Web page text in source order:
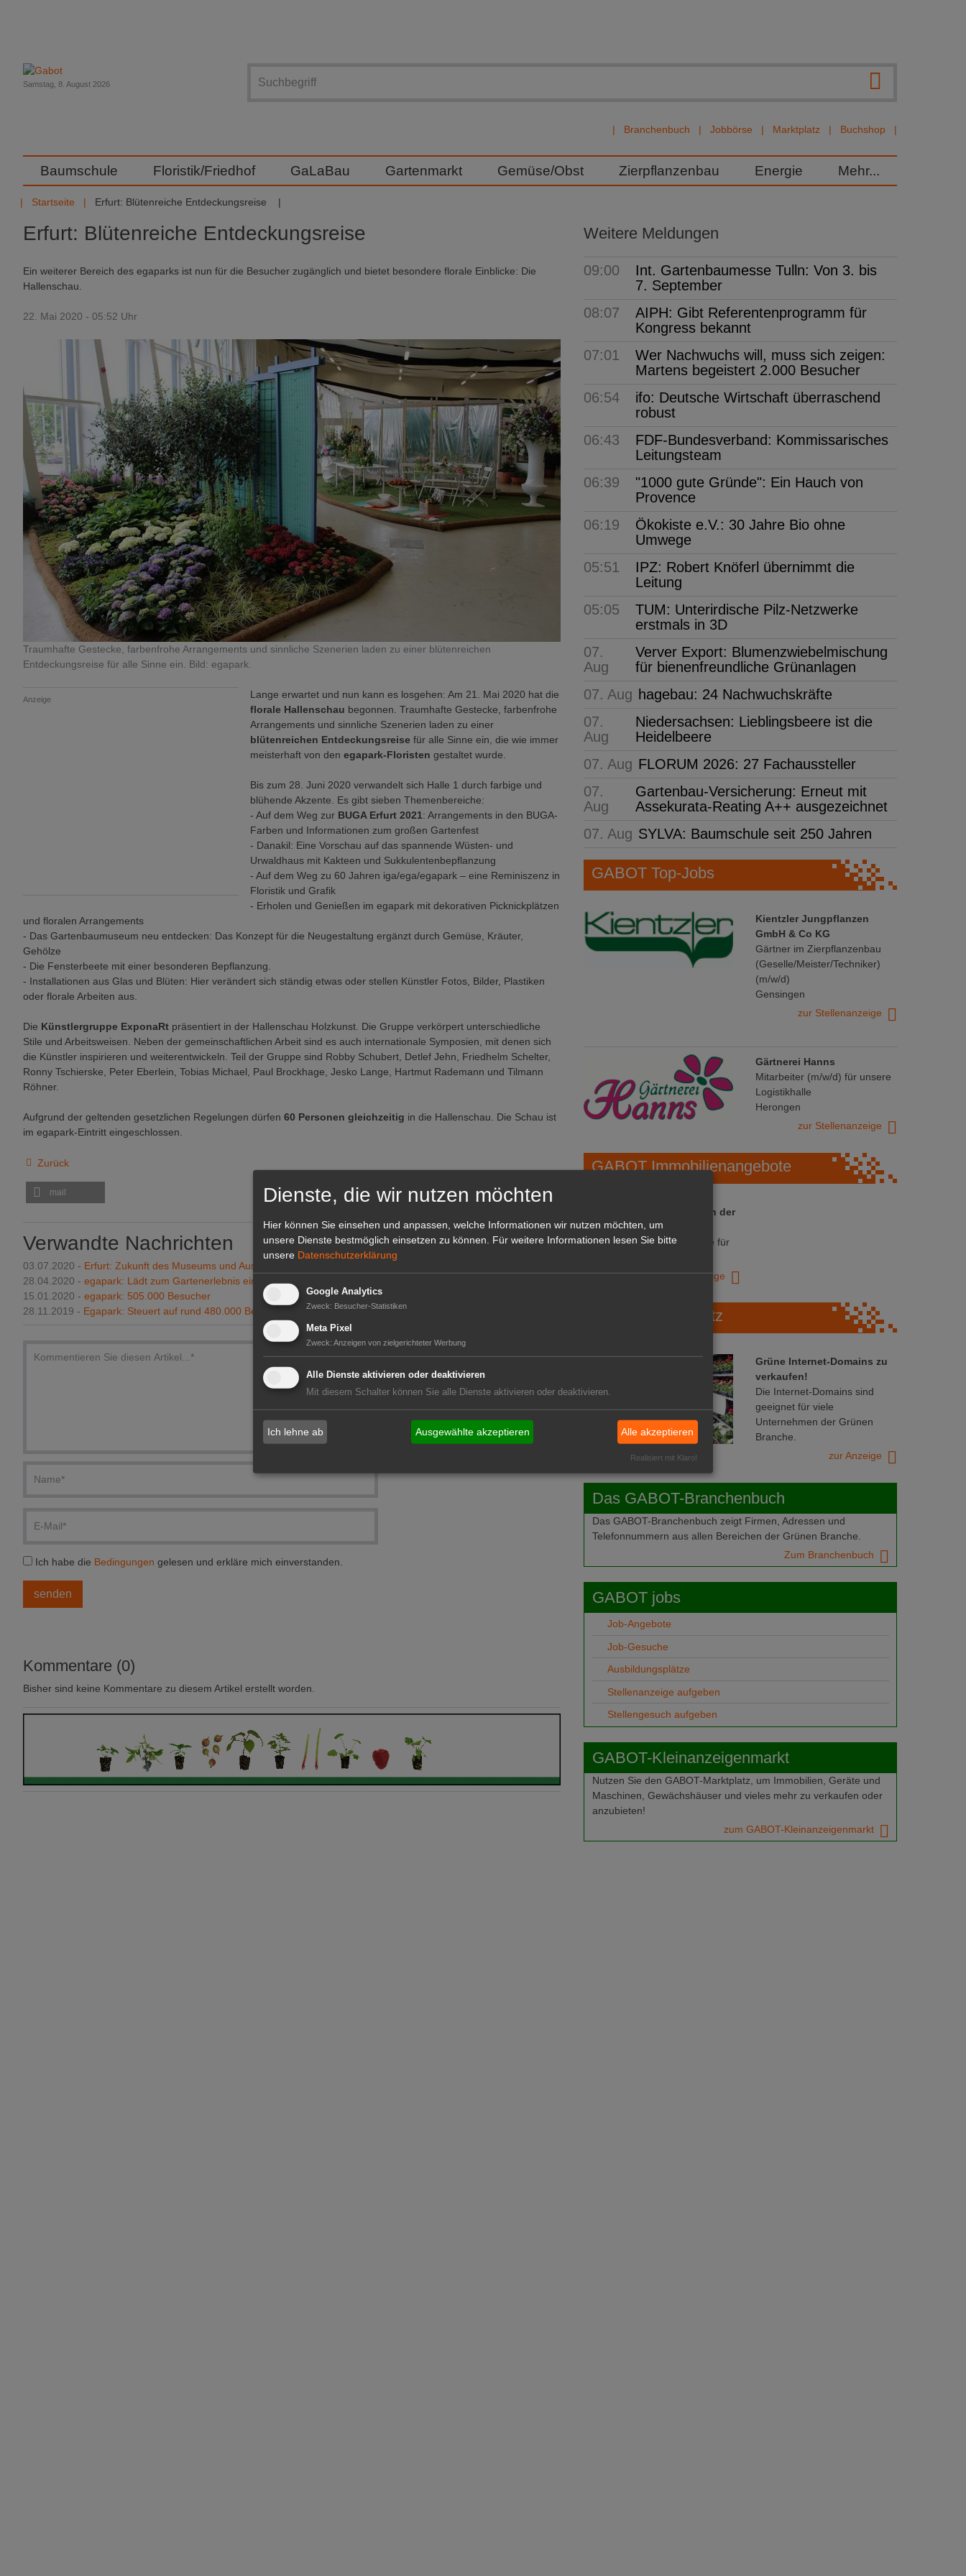
Branchenbuch Jobbörse Marktplatz Buchshop
Samstag, 8. August 2026
Baumschule Floristik/Friedhof GaLaBau Gartenmarkt Gemüse/Obst Zierpflanzenbau Energie Mehr...
Startseite Erfurt: Blütenreiche Entdeckungsreise
Erfurt: Blütenreiche Entdeckungsreise
Ein weiterer Bereich des egaparks ist nun für die Besucher zugänglich und bietet besondere florale Einblicke: Die
Hallenschau.
22. Mai 2020 - 05:52 Uhr
Traumhafte Gestecke, farbenfrohe Arrangements und sinnliche Szenerien laden zu einer blütenreichen
Entdeckungsreise für alle Sinne ein. Bild: egapark.
Anzeige
Lange erwartet und nun kann es losgehen: Am 21. Mai 2020 hat die
florale Hallenschau begonnen. Traumhafte Gestecke, farbenfrohe
Arrangements und sinnliche Szenerien laden zu einer
blütenreichen Entdeckungsreise für alle Sinne ein, die wie immer
meisterhaft von den egapark-Floristen gestaltet wurde.
Bis zum 28. Juni 2020 verwandelt sich Halle 1 durch farbige und
blühende Akzente. Es gibt sieben Themenbereiche:
- Auf dem Weg zur BUGA Erfurt 2021: Arrangements in den BUGA-
Farben und Informationen zum großen Gartenfest
- Danakil: Eine Vorschau auf das spannende Wüsten- und
Urwaldhaus mit Kakteen und Sukkulentenbepflanzung
- Auf dem Weg zu 60 Jahren iga/ega/egapark – eine Reminiszenz in
Floristik und Grafik
- Erholen und Genießen im egapark mit dekorativen Picknickplätzen
und floralen Arrangements
- Das Gartenbaumuseum neu entdecken: Das Konzept für die Neugestaltung ergänzt durch Gemüse, Kräuter,
Gehölze
- Die Fensterbeete mit einer besonderen Bepflanzung.
- Installationen aus Glas und Blüten: Hier verändert sich ständig etwas oder stellen Künstler Fotos, Bilder, Plastiken
oder florale Arbeiten aus.
Die Künstlergruppe ExponaRt präsentiert in der Hallenschau Holzkunst. Die Gruppe verkörpert unterschiedliche
Stile und Arbeitsweisen. Neben der gemeinschaftlichen Arbeit sind es auch internationale Symposien, mit denen sich
die Künstler inspirieren und weiterentwickeln. Teil der Gruppe sind Robby Schubert, Detlef Jehn, Friedhelm Schelter,
Ronny Tschierske, Peter Eberlein, Tobias Michael, Paul Brockhage, Jesko Lange, Hartmut Rademann und Tilmann
Röhner.
Aufgrund der geltenden gesetzlichen Regelungen dürfen 60 Personen gleichzeitig in die Hallenschau. Die Schau ist
im egapark-Eintritt eingeschlossen.
Zurück
mail
Verwandte Nachrichten
03.07.2020 - Erfurt: Zukunft des Museums und Ausblick auf BUGA 2021
28.04.2020 - egapark: Lädt zum Gartenerlebnis ein
15.01.2020 - egapark: 505.000 Besucher
28.11.2019 - Egapark: Steuert auf rund 480.000 Besucher zu
Ich habe die Bedingungen gelesen und erkläre mich einverstanden.
Kommentare (0)
Bisher sind keine Kommentare zu diesem Artikel erstellt worden.
Weitere Meldungen
09:00
Int. Gartenbaumesse Tulln: Von 3. bis
7. September
08:07
AIPH: Gibt Referentenprogramm für
Kongress bekannt
07:01
Wer Nachwuchs will, muss sich zeigen:
Martens begeistert 2.000 Besucher
06:54
ifo: Deutsche Wirtschaft überraschend
robust
06:43
FDF-Bundesverband: Kommissarisches
Leitungsteam
06:39
"1000 gute Gründe": Ein Hauch von
Provence
06:19
Ökokiste e.V.: 30 Jahre Bio ohne
Umwege
05:51
IPZ: Robert Knöferl übernimmt die
Leitung
05:05
TUM: Unterirdische Pilz-Netzwerke
erstmals in 3D
07.
Aug
Verver Export: Blumenzwiebelmischung
für bienenfreundliche Grünanlagen
07. Aug hagebau: 24 Nachwuchskräfte
07.
Aug
Niedersachsen: Lieblingsbeere ist die
Heidelbeere
07. Aug FLORUM 2026: 27 Fachaussteller
07.
Aug
Gartenbau-Versicherung: Erneut mit
Assekurata-Reating A++ ausgezeichnet
07. Aug SYLVA: Baumschule seit 250 Jahren
GABOT Top-Jobs
Kientzler Jungpflanzen
GmbH & Co KG
Gärtner im Zierpflanzenbau
(Geselle/Meister/Techniker)
(m/w/d)
Gensingen
zur Stellenanzeige
Gärtnerei Hanns
Mitarbeiter (m/w/d) für unsere
Logistikhalle
Herongen
zur Stellenanzeige
GABOT Immobilienangebote
1A-Lage, ihre Chance in der
grünen Branche
Repräsentative Immobilie für
zur Anzeige
GABOT Marktplatz
Grüne Internet-Domains zu
verkaufen!
Die Internet-Domains sind
geeignet für viele
Unternehmen der Grünen
Branche.
zur Anzeige
Das GABOT-Branchenbuch
Das GABOT-Branchenbuch zeigt Firmen, Adressen und
Telefonnummern aus allen Bereichen der Grünen Branche.
Zum Branchenbuch
GABOT jobs
Job-Angebote
Job-Gesuche
Ausbildungsplätze
Stellenanzeige aufgeben
Stellengesuch aufgeben
GABOT-Kleinanzeigenmarkt
Nutzen Sie den GABOT-Marktplatz, um Immobilien, Geräte und
Maschinen, Gewächshäuser und vieles mehr zu verkaufen oder
anzubieten!
zum GABOT-Kleinanzeigenmarkt
Dienste, die wir nutzen möchten
Hier können Sie einsehen und anpassen, welche Informationen wir nutzen möchten, um
unsere Dienste bestmöglich einsetzen zu können.
Für weitere Informationen lesen Sie bitte
unsere Datenschutzerklärung
Google Analytics
Zweck: Besucher-Statistiken
Meta Pixel
Zweck: Anzeigen von zielgerichteter Werbung
Alle Dienste aktivieren oder deaktivieren
Mit diesem Schalter können Sie alle Dienste aktivieren oder deaktivieren.
Ich lehne ab Ausgewählte akzeptieren Alle akzeptieren
Realisiert mit Klaro!